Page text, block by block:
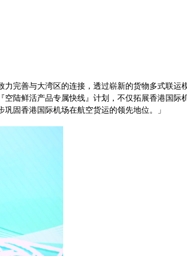
完善与大湾区的连接，透过崭新的货物多式联运
陆鲜活产品专属快线』计划，不仅拓展香港国际
固香港国际机场在航空货运的领先地位。」